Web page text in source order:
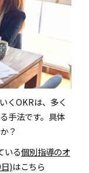
くOKRは、多く
手法です。具体
？
いる個別指導のオ
)はこちら